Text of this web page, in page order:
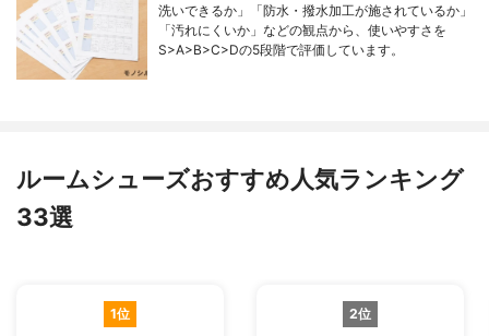
洗いできるか」「防水・撥水加工が施されているか」
「汚れにくいか」などの観点から、使いやすさを
S>A>B>C>Dの5段階で評価しています。
ルームシューズおすすめ人気ランキング
33選
1位 2位